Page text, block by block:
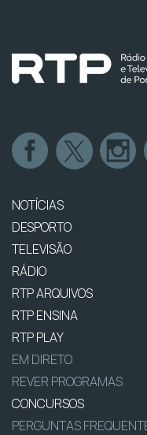
NOTÍCIAS
DESPORTO
TELEVISÃO
RÁDIO
RTP ARQUIVOS
RTP ENSINA
RTP PLAY
EM DIRETO
REVER PROGRAMAS
CONCURSOS
PERGUNTAS